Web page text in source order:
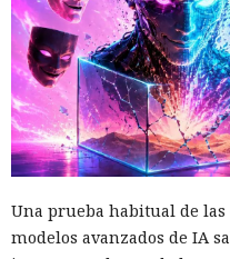
Una prueba habitual de las
modelos avanzados de IA